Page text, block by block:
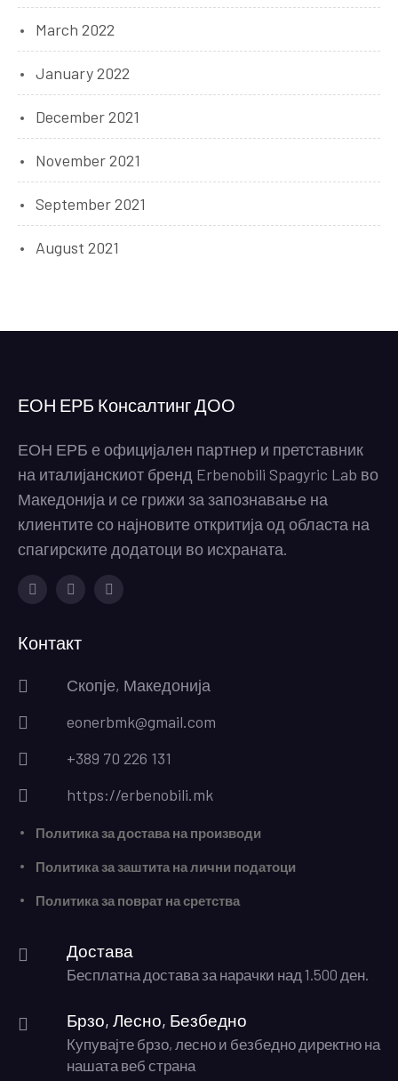
March 2022
January 2022
December 2021
November 2021
September 2021
August 2021
ЕОН ЕРБ Консалтинг ДОО
ЕОН ЕРБ е официјален партнер и претставник
на италијанскиот бренд Erbenobili Spagyric Lab во
Македонија и се грижи за запознавање на
клиентите со најновите откритија од областа на
спагирските додатоци во исхраната.
Контакт
Скопје, Македонија
eonerbmk@gmail.com
+389 70 226 131
https://erbenobili.mk
Политика за достава на производи
Политика за заштита на лични податоци
Политика за поврат на сретства
Достава
Бесплатна достава за нарачки над 1.500 ден.
Брзо, Лесно, Безбедно
Купувајте брзо, лесно и безбедно директно на
нашата веб страна